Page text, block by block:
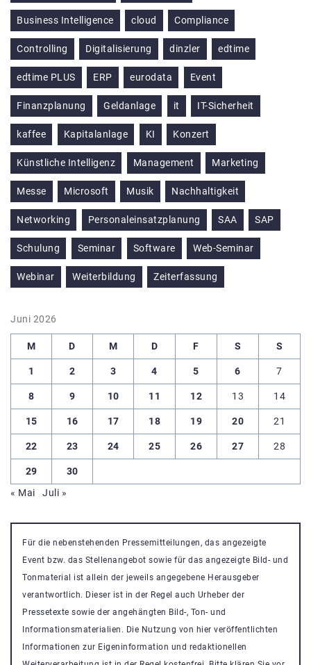
Business Intelligence cloud Compliance
Controlling Digitalisierung dinzler edtime
edtime PLUS ERP eurodata Event
Finanzplanung Geldanlage it IT-Sicherheit
kaffee Kapitalanlage KI Konzert
Künstliche Intelligenz Management Marketing
Messe Microsoft Musik Nachhaltigkeit
Networking Personaleinsatzplanung SAA SAP
Schulung Seminar Software Web-Seminar
Webinar Weiterbildung Zeiterfassung
Juni 2026
M D M D F S S
1 2 3 4 5 6 7
8 9 10 11 12 13 14
15 16 17 18 19 20 21
22 23 24 25 26 27 28
29
30
« Mai
Juli »
Für die nebenstehenden Pressemitteilungen, das angezeigte
Event bzw. das Stellenangebot sowie für das angezeigte Bild- und
Tonmaterial ist allein der jeweils angegebene Herausgeber
verantwortlich. Dieser ist in der Regel auch Urheber der
Pressetexte sowie der angehängten Bild-, Ton- und
Informationsmaterialien. Die Nutzung von hier veröffentlichten
Informationen zur Eigeninformation und redaktionellen